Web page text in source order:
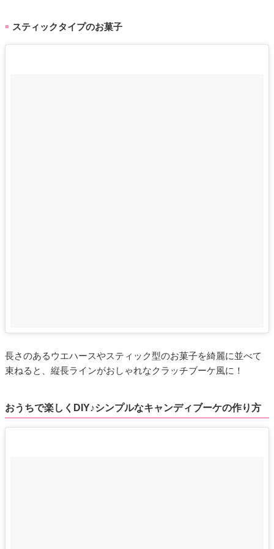
■ スティックタイプのお菓子
長さのあるウエハースやスティック型のお菓子を綺麗に並べて
束ねると、縦長ラインがおしゃれなクラッチブーケ風に！
おうちで楽しくDIY♪シンプルなキャンディブーケの作り方